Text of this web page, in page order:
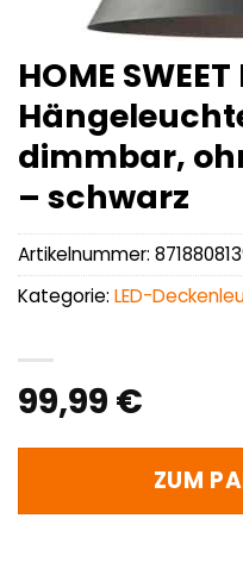
HOME SWEET
dimmbar,
– schwarz
99,99 €
ZUM
Artikelnummer:
Kategorie: LED-